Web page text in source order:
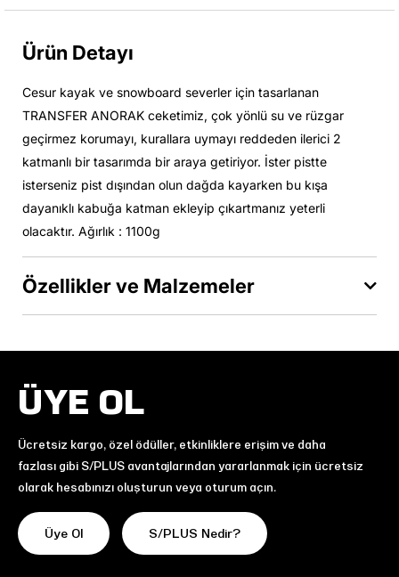
Ürün Detayı
Cesur kayak ve snowboard severler için tasarlanan
TRANSFER ANORAK ceketimiz, çok yönlü su ve rüzgar
geçirmez korumayı, kurallara uymayı reddeden ilerici 2
katmanlı bir tasarımda bir araya getiriyor. İster pistte
isterseniz pist dışından olun dağda kayarken bu kışa
dayanıklı kabuğa katman ekleyip çıkartmanız yeterli
olacaktır. Ağırlık : 1100g
Özellikler ve Malzemeler
ÜYE OL
Ücretsiz kargo, özel ödüller, etkinliklere erişim ve daha
fazlası gibi S/PLUS avantajlarından yararlanmak için ücretsiz
olarak hesabınızı oluşturun veya oturum açın.
Üye Ol S/PLUS Nedir?